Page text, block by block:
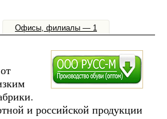
Офисы, филиалы — 1
и российской продукции